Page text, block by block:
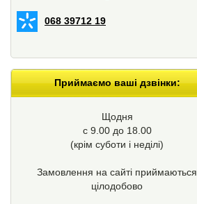
068 39712 19
Приймаємо ваші дзвінки:
Щодня
с 9.00 до 18.00
(крім суботи і неділі)
Замовлення на сайті приймаються
цілодобово